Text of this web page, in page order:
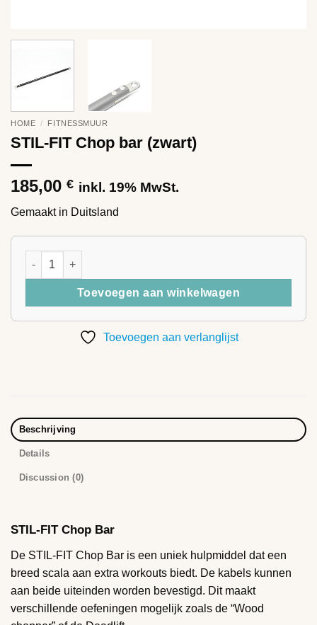
HOME / FITNESSMUUR
STIL-FIT Chop bar (zwart)
185,00 € inkl. 19% MwSt.
Gemaakt in Duitsland
STIL-FIT Chop bar (zwart) aantal
Toevoegen aan winkelwagen
Toevoegen aan verlanglijst
Beschrijving
Details
Discussion (0)
STIL-FIT Chop Bar
De STIL-FIT Chop Bar is een uniek hulpmiddel dat een
breed scala aan extra workouts biedt. De kabels kunnen
aan beide uiteinden worden bevestigd. Dit maakt
verschillende oefeningen mogelijk zoals de “Wood